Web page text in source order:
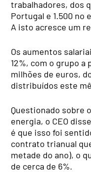
trabalhadores, dos
Portugal e 1.500 no
A isto acresce um
Os aumentos
12%, com o grupo
milhões de euros,
distribuídos este
Questionado sobre
energia, o CEO
é que isso foi
contrato trianual
metade do ano), o
de cerca de 6%.